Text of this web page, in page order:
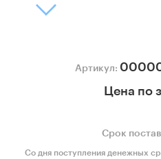
Артикул:
Цена по
Срок
Со дня поступления денежных